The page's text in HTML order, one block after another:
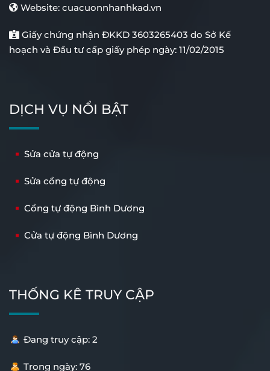
Website: cuacuonnhanhkad.vn
Giấy chứng nhận ĐKKD 3603265403 do Sở Kế
hoạch và Đầu tư cấp giấy phép ngày: 11/02/2015
DỊCH VỤ NỔI BẬT
Sửa cửa tự động
Sửa cổng tự động
Cổng tự động Bình Dương
Cửa tự động Bình Dương
THỐNG KÊ TRUY CẬP
Đang truy cập: 2
Trong ngày: 76